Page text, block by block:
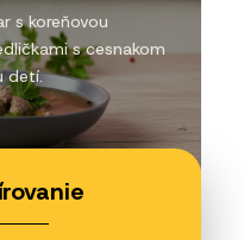
s koreňovou
s cesnakom
detí.